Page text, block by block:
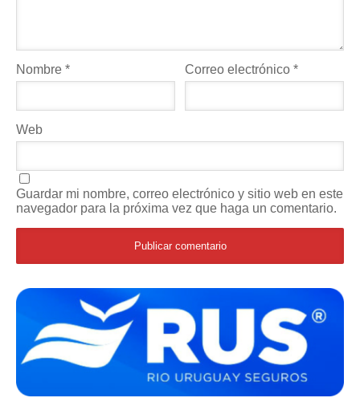
Nombre * Correo electrónico*
Web
Guardar mi nombre, correo electrónico y sitio web en este
navegador para la próxima vez que haga un comentario.